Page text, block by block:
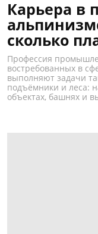
Карьера в
сколько
Профессия
востребованных в
выполняют задачи
подъёмники и леса:
объектах, башнях и